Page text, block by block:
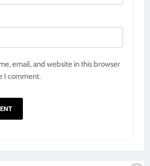
email, and website in this browser
I comment.